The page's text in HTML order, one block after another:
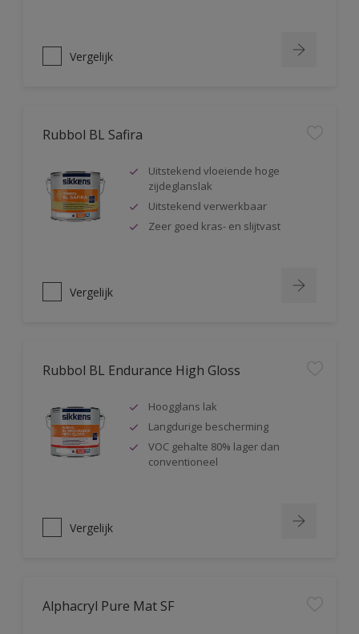
Vergelijk
Rubbol BL Safira
Uitstekend vloeiende hoge
zijdeglanslak
Uitstekend verwerkbaar
Zeer goed kras- en slijtvast
Vergelijk
Rubbol BL Endurance High Gloss
Hoogglans lak
Langdurige bescherming
VOC gehalte 80% lager dan
conventioneel
Vergelijk
Alphacryl Pure Mat SF